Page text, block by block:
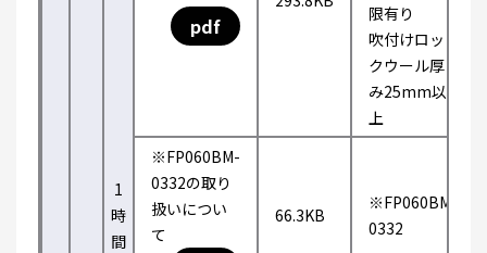
1
時
間
pdf
限有り
吹付けロッ
クウール厚
み25mm以
上
※FP060BM-
0332の取り
扱いについ
て
66.3KB
※FP060BM-
0332